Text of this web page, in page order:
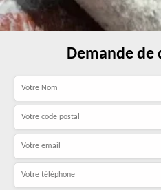
Demande de